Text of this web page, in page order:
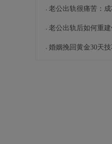
老公出轨很痛苦：
老公出轨后如何重
婚姻挽回黄金30天